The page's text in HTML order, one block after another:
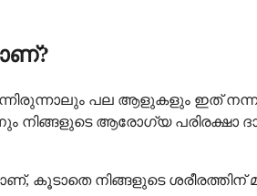
പല ആളുകളും ഇത്
നിങ്ങളുടെ ആരോഗ്യ പരിരക്ഷാ
നിങ്ങളുടെ ശരീരത്തിന്